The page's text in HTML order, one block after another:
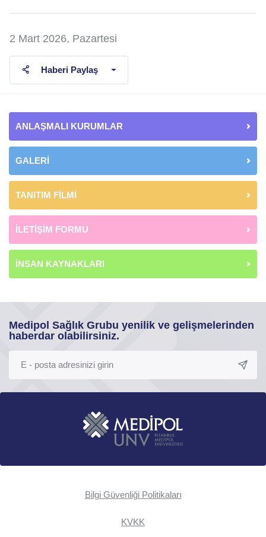
2 Mart 2026, Pazartesi
Haberi Paylaş
ANLAŞMALI KURUMLAR
GALERİ
TANITIM FİLMİ
İLETİŞİM FORMU
İNSAN KAYNAKLARI
Medipol Sağlık Grubu yenilik ve gelişmelerinden
haberdar olabilirsiniz.
Bilgi Güvenliği Politikaları
KVKK